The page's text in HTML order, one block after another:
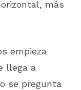
más
empieza
llega a
se pregunta